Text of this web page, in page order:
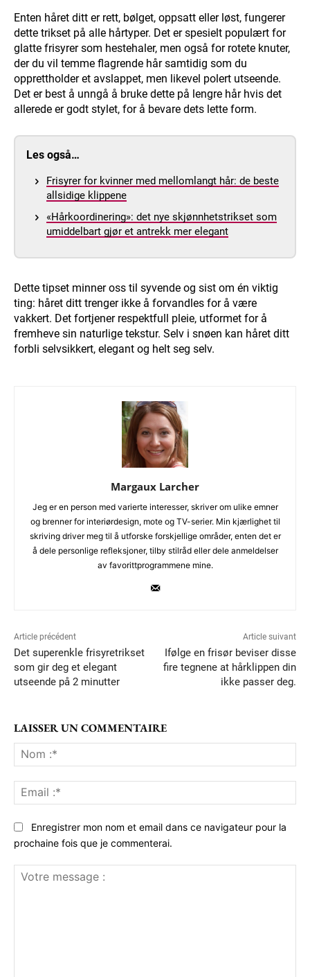
Enten håret ditt er rett, bølget, oppsatt eller løst, fungerer
dette trikset på alle hårtyper. Det er spesielt populært for
glatte frisyrer som hestehaler, men også for rotete knuter,
der du vil temme flagrende hår samtidig som du
opprettholder et avslappet, men likevel polert utseende.
Det er best å unngå å bruke dette på lengre hår hvis det
allerede er godt stylet, for å bevare dets lette form.
Les også…
Frisyrer for kvinner med mellomlangt hår: de beste
allsidige klippene
«Hårkoordinering»: det nye skjønnhetstrikset som
umiddelbart gjør et antrekk mer elegant
Dette tipset minner oss til syvende og sist om én viktig
ting: håret ditt trenger ikke å forvandles for å være
vakkert. Det fortjener respektfull pleie, utformet for å
fremheve sin naturlige tekstur. Selv i snøen kan håret ditt
forbli selvsikkert, elegant og helt seg selv.
Margaux Larcher
Jeg er en person med varierte interesser, skriver om ulike emner
og brenner for interiørdesign, mote og TV-serier. Min kjærlighet til
skriving driver meg til å utforske forskjellige områder, enten det er
å dele personlige refleksjoner, tilby stilråd eller dele anmeldelser
av favorittprogrammene mine.
Article précédent
Det superenkle frisyretrikset
som gir deg et elegant
utseende på 2 minutter
Article suivant
Ifølge en frisør beviser disse
fire tegnene at hårklippen din
ikke passer deg.
LAISSER UN COMMENTAIRE
:*
:*
Enregistrer mon nom et email dans ce navigateur pour la
prochaine fois que je commenterai.